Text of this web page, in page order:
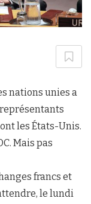
nations unies a
les États-Unis.
Mais pas
francs et
le lundi